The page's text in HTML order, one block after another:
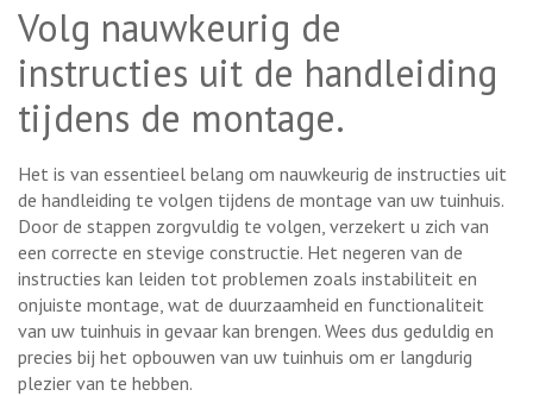
Volg nauwkeurig de
instructies uit de handleiding
tijdens de montage.
Het is van essentieel belang om nauwkeurig de instructies uit
de handleiding te volgen tijdens de montage van uw tuinhuis.
Door de stappen zorgvuldig te volgen, verzekert u zich van
een correcte en stevige constructie. Het negeren van de
instructies kan leiden tot problemen zoals instabiliteit en
onjuiste montage, wat de duurzaamheid en functionaliteit
van uw tuinhuis in gevaar kan brengen. Wees dus geduldig en
precies bij het opbouwen van uw tuinhuis om er langdurig
plezier van te hebben.